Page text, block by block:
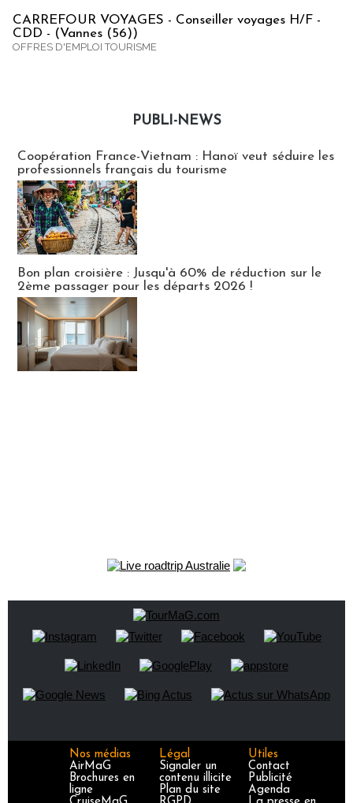
CARREFOUR VOYAGES - Conseiller voyages H/F -
CDD - (Vannes (56))
OFFRES D'EMPLOI TOURISME
PUBLI-NEWS
Coopération France-Vietnam : Hanoï veut séduire les
professionnels français du tourisme
Bon plan croisière : Jusqu'à 60% de réduction sur le
2ème passager pour les départs 2026 !
Nos médias
AirMaG
Brochures en
ligne
Légal
Signaler un
contenu illicite
Plan du site
Utiles
Contact
Publicité
Agenda